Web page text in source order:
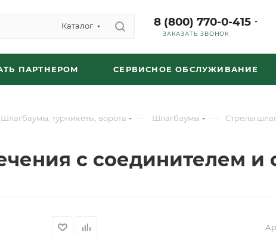
Каталог 8 (800) 770-0-415
ЗАКАЗАТЬ ЗВОНОК
ПАРТНЕРОМ СЕРВИСНОЕ ОБСЛУЖИВАНИЕ
Шлагбаумы, турникеты, ворота — Шлагбаумы — Стрелы
с соединителем и